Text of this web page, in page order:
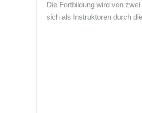
Die Fortbildung wird von
sich als Instruktoren durch